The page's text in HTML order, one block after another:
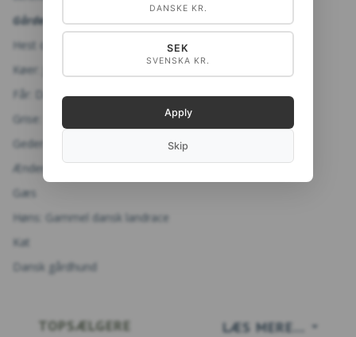
Gårdens dyr – dyr på plakaten:
Hest og føl
Køer: Jersey, sortbroget dansk malkerace
Får: Dansk landrace
Grise: Dansk landrace og sortbroget
Geder: Dansk landrace
Ænder: Moskusænder, landænder
Gæs
Høns: Gammel dansk landrace
Kat
Dansk gårdhund
LÆS MERE...
TOPSÆLGERE
DANSKE KR.
SEK
SVENSKA KR.
Apply
Skip